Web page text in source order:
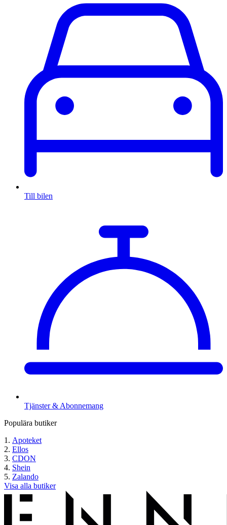
Till bilen
Tjänster & Abonnemang
Populära butiker
Apoteket
Ellos
CDON
Shein
Zalando
Visa alla butiker